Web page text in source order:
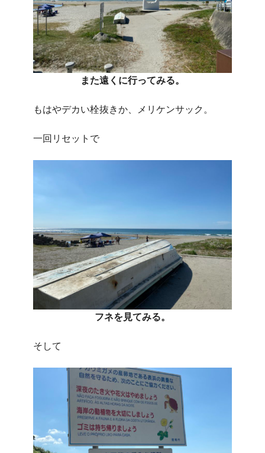
また遠くに行ってみる。
もはやデカい栓抜きか、メリケンサック。
一回リセットで
フネを見てみる。
そして